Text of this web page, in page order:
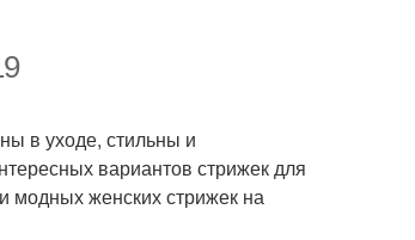
в уходе, стильны и
вариантов стрижек для
модных женских стрижек на